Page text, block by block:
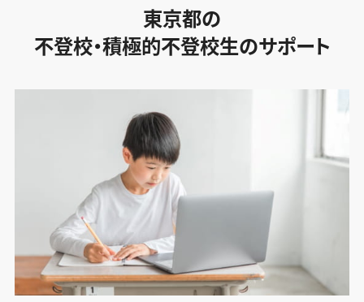
東京都の
不登校・積極的不登校生のサポート